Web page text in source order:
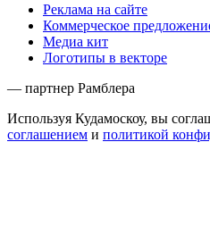
Реклама на сайте
Коммерческое
Медиа кит
Логотипы в векторе
— партнер Рамблера
Используя Кудамоскоу, вы
соглашением и политикой